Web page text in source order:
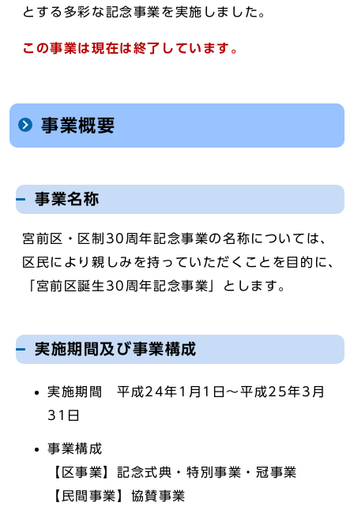
とする多彩な記念事業を実施しました。
この事業は現在は終了しています。
事業概要
事業名称
宮前区・区制30周年記念事業の名称については、
区民により親しみを持っていただくことを目的に、
「宮前区誕生30周年記念事業」とします。
実施期間及び事業構成
実施期間 平成24年1月1日～平成25年3月
31日
事業構成
【区事業】記念式典・特別事業・冠事業
【民間事業】協賛事業